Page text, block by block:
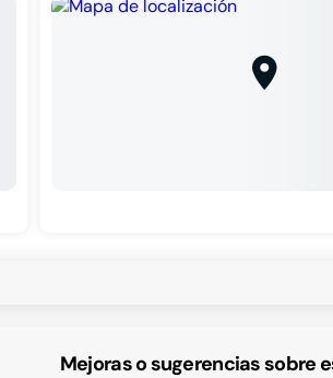
Mejoras o sugerencias sobre